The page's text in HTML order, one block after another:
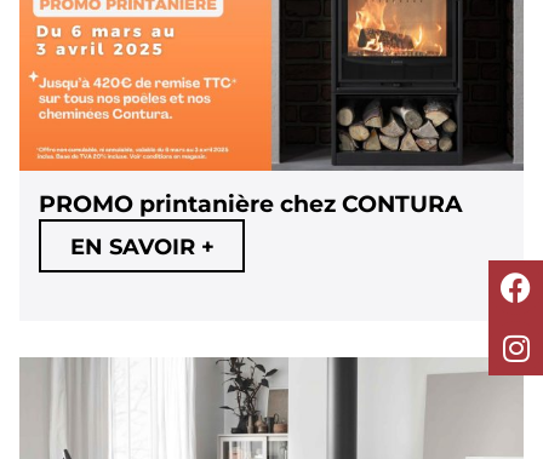
PROMO printanière chez CONTURA
EN SAVOIR +